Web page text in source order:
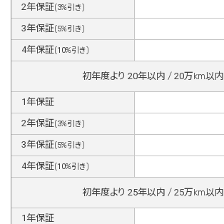
2年保証(3%引き)
3年保証(5%引き)
4年保証(10%引き)
初年度より 20年以内 / 20万km以内
1年保証
2年保証(3%引き)
3年保証(5%引き)
4年保証(10%引き)
初年度より 25年以内 / 25万km以内
1年保証